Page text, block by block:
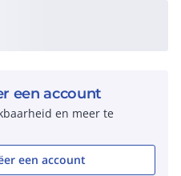
een account
en meer te
een account